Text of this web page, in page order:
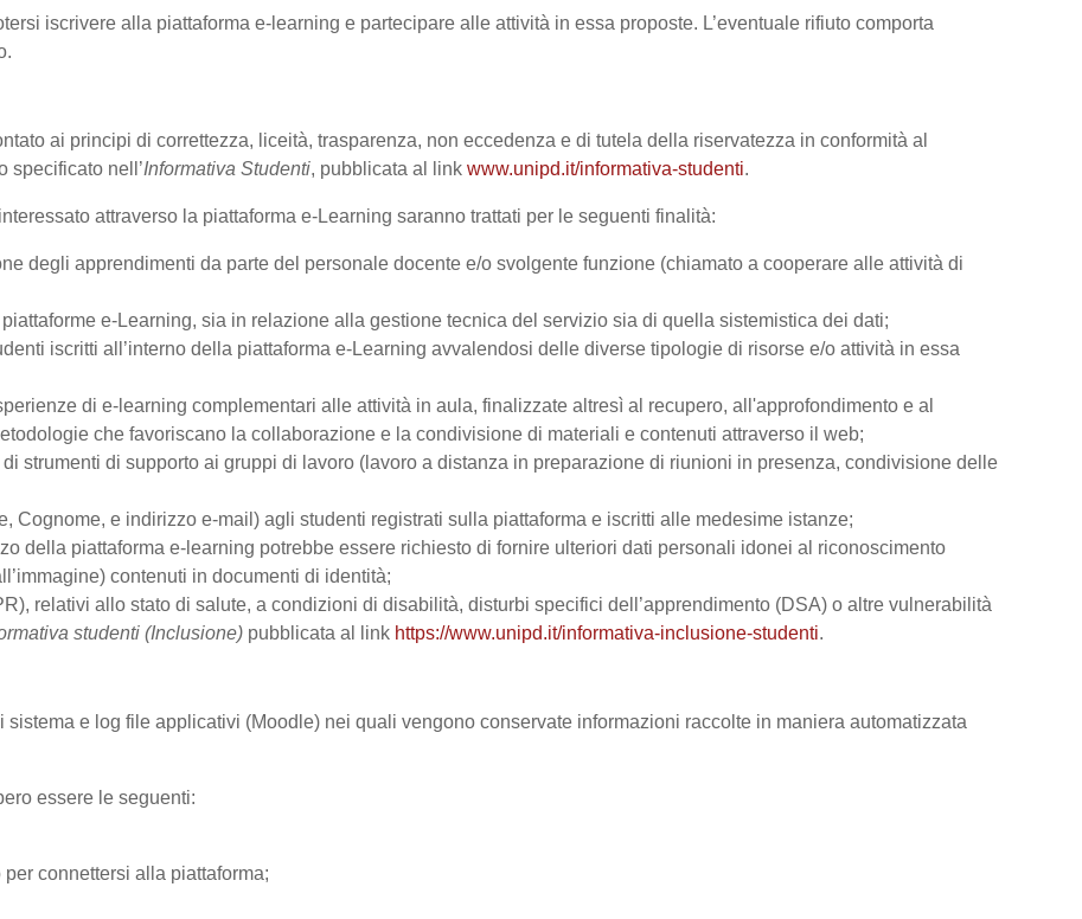
iscrivere alla piattaforma e-learning e partecipare alle attività in essa proposte. L’eventuale rifiuto comporta
ai principi di correttezza, liceità, trasparenza, non eccedenza e di tutela della riservatezza in conformità al
specificato nell’Informativa Studenti, pubblicata al link www.unipd.it/informativa-studenti.
attraverso la piattaforma e-Learning saranno trattati per le seguenti finalità:
degli apprendimenti da parte del personale docente e/o svolgente funzione (chiamato a cooperare alle attività di
e-Learning, sia in relazione alla gestione tecnica del servizio sia di quella sistemistica dei dati;
iscritti all’interno della piattaforma e-Learning avvalendosi delle diverse tipologie di risorse e/o attività in essa
di e-learning complementari alle attività in aula, finalizzate altresì al recupero, all'approfondimento e al
che favoriscano la collaborazione e la condivisione di materiali e contenuti attraverso il web;
strumenti di supporto ai gruppi di lavoro (lavoro a distanza in preparazione di riunioni in presenza, condivisione delle
Cognome, e indirizzo e-mail) agli studenti registrati sulla piattaforma e iscritti alle medesime istanze;
della piattaforma e-learning potrebbe essere richiesto di fornire ulteriori dati personali idonei al riconoscimento
contenuti in documenti di identità;
relativi allo stato di salute, a condizioni di disabilità, disturbi specifici dell’apprendimento (DSA) o altre vulnerabilità
studenti (Inclusione) pubblicata al link https://www.unipd.it/informativa-inclusione-studenti.
e log file applicativi (Moodle) nei quali vengono conservate informazioni raccolte in maniera automatizzata
essere le seguenti:
connettersi alla piattaforma;